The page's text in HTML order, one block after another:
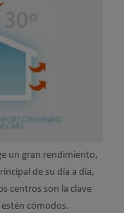
un gran rendimiento,
de su día a día,
centros son la clave
cómodos.